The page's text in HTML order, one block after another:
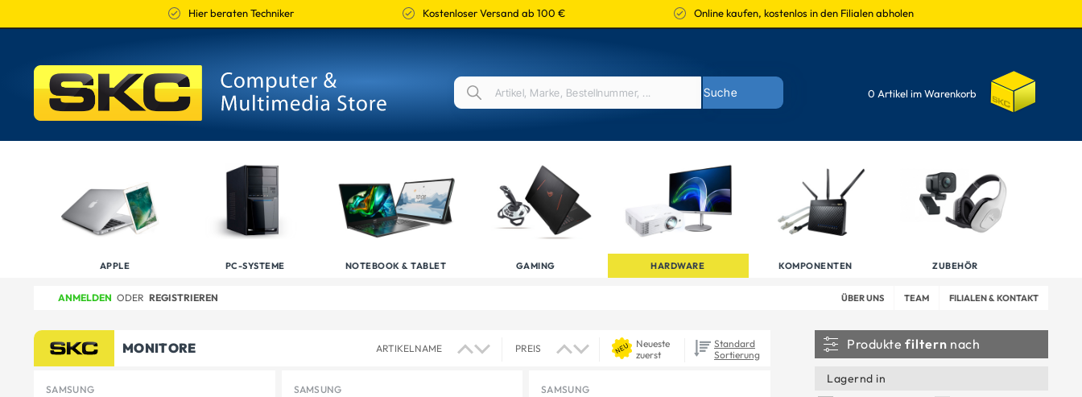
Hier beraten Techniker Kostenloser Versand ab 100 € Online kaufen, kostenlos in den Filialen abholen
0 Artikel im Warenkorb
APPLE PC-SYSTEME NOTEBOOK & TABLET GAMING HARDWARE KOMPONENTEN ZUBEHÖR
ANMELDEN ODER REGISTRIEREN ÜBER UNS TEAM FILIALEN & KONTAKT
MONITORE ARTIKELNAME PREIS
Neueste
zuerst
Standard
Sortierung
SAMSUNG SAMSUNG SAMSUNG
Produkte filtern nach
Lagernd in